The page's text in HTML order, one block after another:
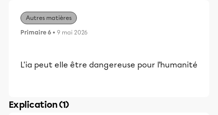
Autres matières
Primaire 6 • 9 mai 2026
L'ia peut elle être dangereuse pour l’humanité
Explication (1)